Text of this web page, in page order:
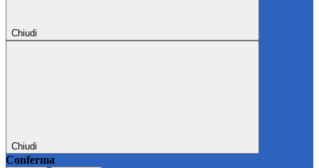
Chiudi
Chiudi
Conferma